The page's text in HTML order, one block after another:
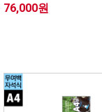
76,000원